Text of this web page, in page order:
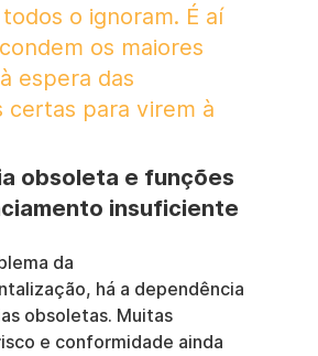
o ignoram. É aí
os maiores
espera das
certas para virem à
obsoleta e funções
insuficiente
da
há a dependência
obsoletas. Muitas
e conformidade ainda